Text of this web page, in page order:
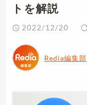
トを解説
2022/12/20
Redia編集部